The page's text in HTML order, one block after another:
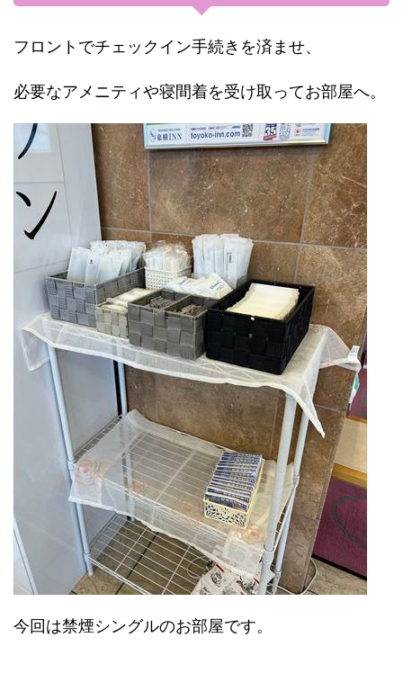
フロントでチェックイン手続きを済ませ、
必要なアメニティや寝間着を受け取ってお部屋へ。
今回は禁煙シングルのお部屋です。